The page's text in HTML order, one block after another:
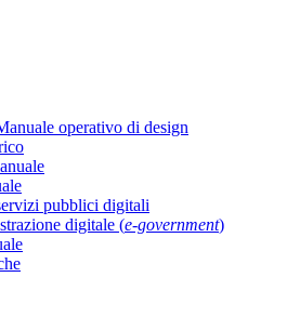
operativo di design
pubblici digitali
digitale (e-government)